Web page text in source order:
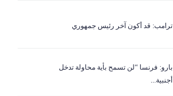
ترامب: قد أكون آخر رئيس جمهوري
بارو: فرنسا “لن تسمح بأية محاولة تدخل
أجنبية...